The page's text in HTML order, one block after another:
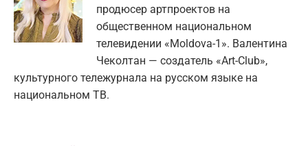
продюсер артпроектов на
общественном национальном
телевидении «Moldova-1». Валентина
Чеколтан — создатель «Art-Club»,
культурного тележурнала на русском языке на
национальном ТВ.